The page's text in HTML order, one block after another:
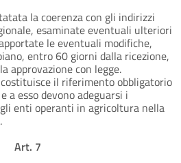
la coerenza con gli indirizzi
esaminate eventuali ulteriori
le eventuali modifiche,
entro 60 giorni dalla ricezione,
approvazione con legge.
il riferimento obbligatorio
a esso devono adeguarsi i
enti operanti in agricoltura nella
Art. 7